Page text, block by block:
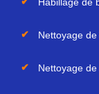
Nettoyage
Nettoyage